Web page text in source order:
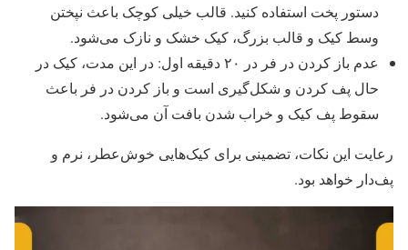
دستور پخت استفاده کنید. قالب خیلی کوچک باعث نپختن
وسط کیک و قالب بزرگ، کیک خشک و نازک می‌شود.
عدم باز کردن در فر در ۲۰ دقیقه اول: در این مدت، کیک در
حال پف کردن و شکل‌گیری است و باز کردن در فر باعث
سقوط پف کیک و خراب شدن بافت آن می‌شود.
رعایت این نکات، تضمینی برای کیک‌هایی خوش‌عطر، نرم و
پف‌دار خواهد بود.